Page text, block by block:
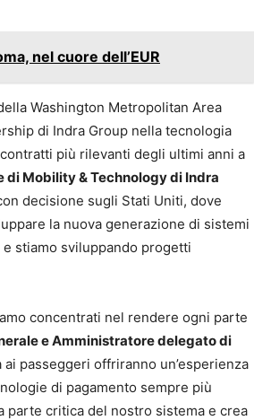
nel cuore dell’EUR
Washington Metropolitan Area
di Indra Group nella tecnologia
più rilevanti degli ultimi anni a
di Mobility & Technology di Indra
decisione sugli Stati Uniti, dove
la nuova generazione di sistemi
stiamo sviluppando progetti
concentrati nel rendere ogni parte
e Amministratore delegato di
passeggeri offriranno un’esperienza
di pagamento sempre più
parte critica del nostro sistema e crea